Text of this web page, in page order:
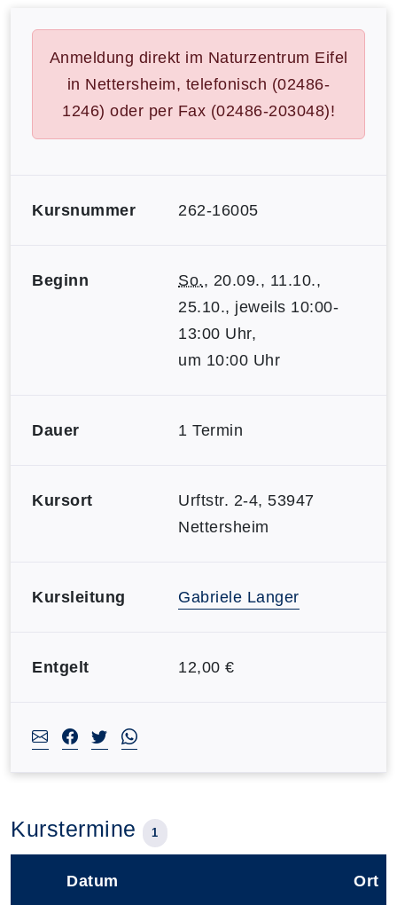
Anmeldung direkt im Naturzentrum Eifel
in Nettersheim, telefonisch (02486-
1246) oder per Fax (02486-203048)!
Kursnummer 262-16005
Beginn So., 20.09., 11.10.,
25.10., jeweils 10:00-
13:00 Uhr,
um 10:00 Uhr
Dauer 1 Termin
Kursort
Urftstr. 2-4, 53947
Nettersheim
Kursleitung Gabriele Langer
Entgelt 12,00 €
Kurstermine 1
Datum Ort